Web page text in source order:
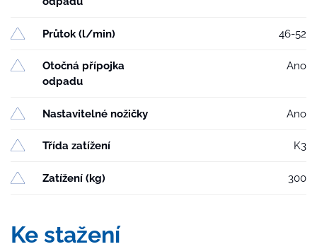
Průtok (l/min) 46-52
Otočná přípojka
odpadu
Ano
Nastavitelné nožičky Ano
Třída zatížení K3
Zatížení (kg) 300
Ke stažení